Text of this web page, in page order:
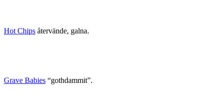
Hot Chips återvände, galna.
Grave Babies “gothdammit”.